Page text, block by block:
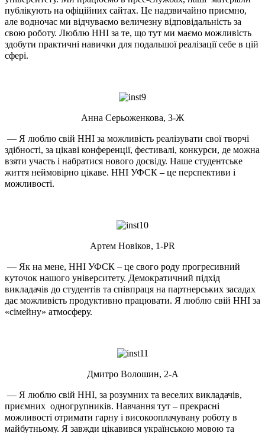
публікують на офіційних сайтах. Це надзвичайно приємно,
але водночас ми відчуваємо величезну відповідальність за
свою роботу. Люблю ННІ за те, що тут ми маємо можливість
здобути практичні навички для подальшої реалізації себе в цій
сфері.
Анна Серьоженкова, 3-Ж
— Я люблю свій ННІ за можливість реалізувати свої творчі
здібності, за цікаві конференції, фестивалі, конкурси, де можна
взяти участь і набратися нового досвіду. Наше студентське
життя неймовірно цікаве. ННІ УФСК – це перспективи і
можливості.
Артем Новіков, 1-PR
— Як на мене, ННІ УФСК – це свого роду прогресивний
куточок нашого університету. Демократичний підхід
викладачів до студентів та співпраця на партнерських засадах
дає можливість продуктивно працювати. Я люблю свій ННІ за
«сімейну» атмосферу.
Дмитро Волошин, 2-А
— Я люблю свій ННІ, за розумних та веселих викладачів,
приємних одногрупників. Навчання тут – прекрасні
можливості отримати гарну і високооплачувану роботу в
майбутньому. Я завжди цікавився українською мовою та